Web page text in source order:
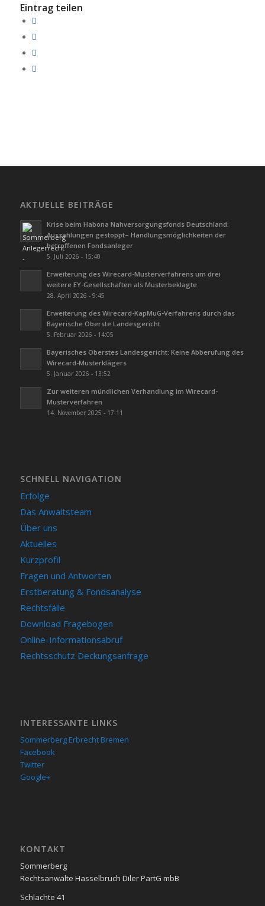
Eintrag teilen
AKTUELLE BEITRÄGE
Krise beim Habona Nahversorgungsfonds Deutschland:
Auszahlungen gestoppt– Handlungsmöglichkeiten der
betroffenen Fondsanleger
5. Juli 2026 - 15:40
Erweiterung des Wirecard-Musterverfahrens um drei
weitere EY-Gesellschaften als Musterbeklagte
28. April 2026 - 9:45
Erweiterung des Wirecard-KapMuG-Verfahrens durch das
Bayerische Oberste Landesgericht
5. Februar 2026 - 14:05
Bayerisches Oberstes Landesgericht: Keine Abberufung des
Wirecard-Musterklägers
5. Januar 2026 - 13:52
Zur weiteren mündlichen Verhandlung im Wirecard-
Musterverfahren
14. November 2025 - 17:11
SCHNELL NAVIGATION
Erfolge
Das Anwaltsteam
Über uns
Aktuelles
Kurzprofil
Fragen und Antworten
Erstberatung & Fondsanalyse
Rechtsfälle
Download Fragebogen
Online-Informationsabruf
Rechtsschutz Deckungsanfrage
INTERESSANTE LINKS
Sommerberg Erbrecht Bremen
Facebook
Twitter
Google+
KON­TAKT
Sommerberg
Rechtsanwälte Hasselbruch Diler PartG mbB
Schlachte 41